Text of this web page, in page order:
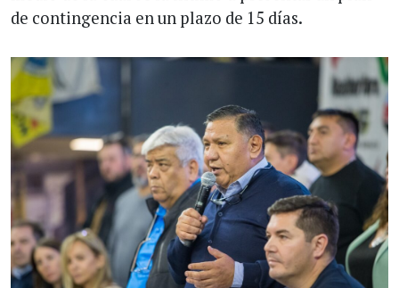
de contingencia en un plazo de 15 días.